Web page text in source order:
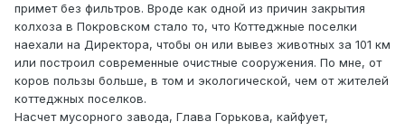
примет без фильтров. Вроде как одной из причин закрытия
колхоза в Покровском стало то, что Коттеджные поселки
наехали на Директора, чтобы он или вывез животных за 101 км
или построил современные очистные сооружения. По мне, от
коров пользы больше, в том и экологической, чем от жителей
коттеджных поселков.
Насчет мусорного завода, Глава Горькова, кайфует,